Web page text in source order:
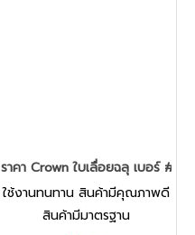
ราคา Crown ใบเลื่อยฉลุ เบอร์ #0
ใช้งานทนทาน สินค้ามีคุณภาพดี
สินค้ามีมาตรฐาน